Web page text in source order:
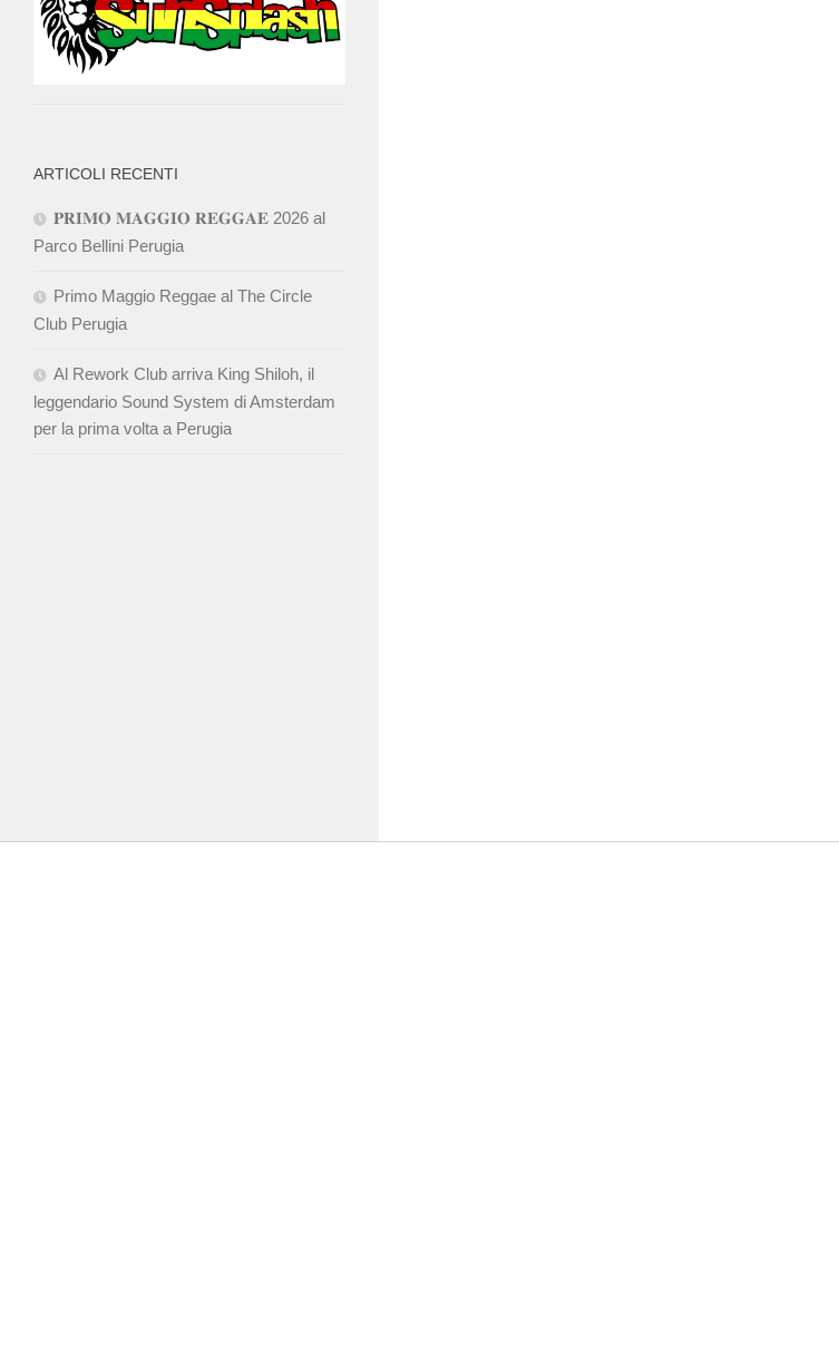
ARTICOLI RECENTI
𝐏𝐑𝐈𝐌𝐎 𝐌𝐀𝐆𝐆𝐈𝐎 𝐑𝐄𝐆𝐆𝐀𝐄 2026 al
Parco Bellini Perugia
Primo Maggio Reggae al The Circle
Club Perugia
Al Rework Club arriva King Shiloh, il
leggendario Sound System di Amsterdam
per la prima volta a Perugia